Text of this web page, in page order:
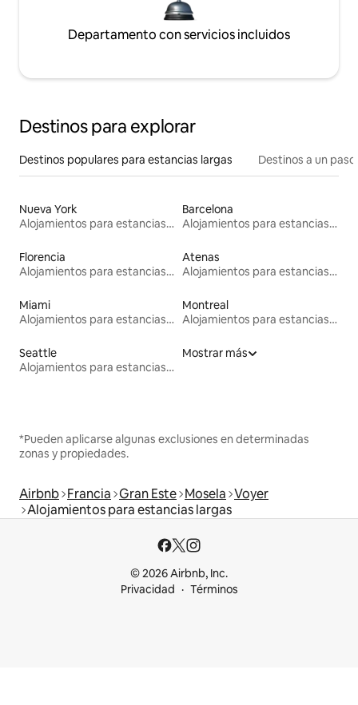
Departamento con servicios incluidos
Destinos para explorar
Destinos populares para estancias largas Destinos a un
Nueva York
Alojamientos para estancias largas
Barcelona
Alojamientos para estancias largas
Florencia
Alojamientos para estancias largas
Atenas
Alojamientos para estancias largas
Miami
Alojamientos para estancias largas
Montreal
Alojamientos para estancias largas
Seattle
Alojamientos para estancias largas
Mostrar más
*Pueden aplicarse algunas exclusiones en determinadas
zonas y propiedades.
Airbnb Francia Gran Este Mosela Voyer
Alojamientos para estancias largas
© 2026 Airbnb, Inc.
Privacidad
Términos